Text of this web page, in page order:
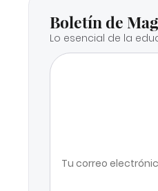
Boletín de
Lo esencial de la